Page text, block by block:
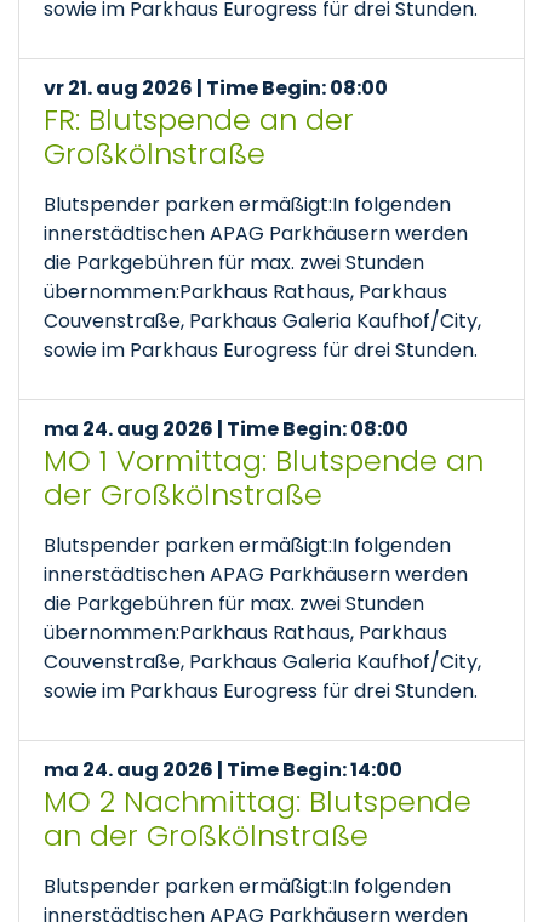
sowie im Parkhaus Eurogress für drei Stunden.
vr 21. aug 2026 | Time Begin: 08:00
FR: Blutspende an der
Großkölnstraße
Blutspender parken ermäßigt:In folgenden
innerstädtischen APAG Parkhäusern werden
die Parkgebühren für max. zwei Stunden
übernommen:Parkhaus Rathaus, Parkhaus
Couvenstraße, Parkhaus Galeria Kaufhof/City,
sowie im Parkhaus Eurogress für drei Stunden.
ma 24. aug 2026 | Time Begin: 08:00
MO 1 Vormittag: Blutspende an
der Großkölnstraße
Blutspender parken ermäßigt:In folgenden
innerstädtischen APAG Parkhäusern werden
die Parkgebühren für max. zwei Stunden
übernommen:Parkhaus Rathaus, Parkhaus
Couvenstraße, Parkhaus Galeria Kaufhof/City,
sowie im Parkhaus Eurogress für drei Stunden.
ma 24. aug 2026 | Time Begin: 14:00
MO 2 Nachmittag: Blutspende
an der Großkölnstraße
Blutspender parken ermäßigt:In folgenden
innerstädtischen APAG Parkhäusern werden